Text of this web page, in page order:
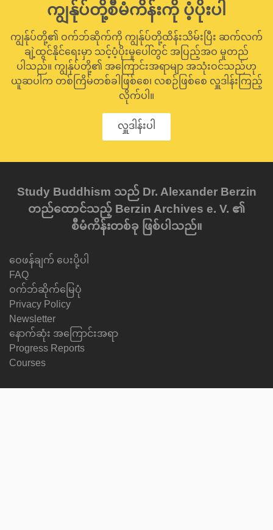
ကျွန်ုပ်တို့စီမံကိန်းကို ပံ့ပိုးပါ
ကျွန်ုပ်တို့၏ ဝက်ဘ်ဆိုက်ကို ကျွန်ုပ်တို့ထိန်းသိမ်းပြီး ဆက်လက်
ချဲ့ထွင်နိုင်ရေးမှာ သင့်ပံ့ပိုးမှုပေါ်တွင် အပြည့်အဝ မူတည်
ပါသည်။ ကျွန်ုပ်တို့၏ အကြောင်းအရာမျာ အသုံးဝင်သည်ဟု
ယူဆပါက တစ်ကြိမ်တစ်ခါဖြစ်စေ၊ လစဉ်ဖြစ်စေ လှူဒါန်းကြည့်
လိုက်ပါ။
လှူဒါန်းပါ
Study Buddhism သည် Dr. Alexander Berzin
တည်ထောင်သည့် Berzin Archives e. V. ၏
စီမံကိန်းတစ်ခု ဖြစ်ပါသည်။
ဝေဖန်ချက် ပေးပို့ပါ
FAQ
ဝက်ဘ်ဆိုက်မြေပုံ
Privacy Policy
Newsletter
နောက်ဆုံး အကြောင်းအရာ
Progress Reports
Courses